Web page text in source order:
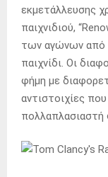
εκμετάλλευσης
παιχνιδιού,
των αγώνων από
παιχνίδι. Οι
φήμη με
αντιστοιχίες
πολλαπλασιαστή